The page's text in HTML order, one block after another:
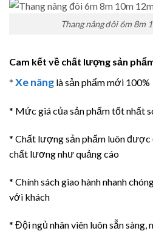
Thang nâng đôi 6m 8m
Cam kết về chất lượng sản
* Xe nâng là sản phẩm mới 100%
* Mức giá của sản phẩm tốt nhất
* Chất lượng sản phẩm luôn
chất lương như quảng cáo
* Chính sách giao hành nhanh
với khách
* Đội ngủ nhân viên luôn sẵn